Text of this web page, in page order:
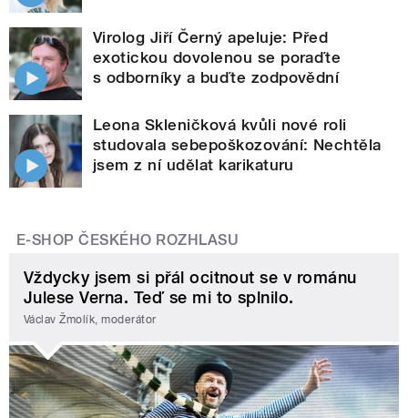
Virolog Jiří Černý apeluje: Před
exotickou dovolenou se poraďte
s odborníky a buďte zodpovědní
Leona Skleničková kvůli nové roli
studovala sebepoškozování: Nechtěla
jsem z ní udělat karikaturu
E-SHOP ČESKÉHO ROZHLASU
Vždycky jsem si přál ocitnout se v románu
Julese Verna. Teď se mi to splnilo.
Václav Žmolík, moderátor